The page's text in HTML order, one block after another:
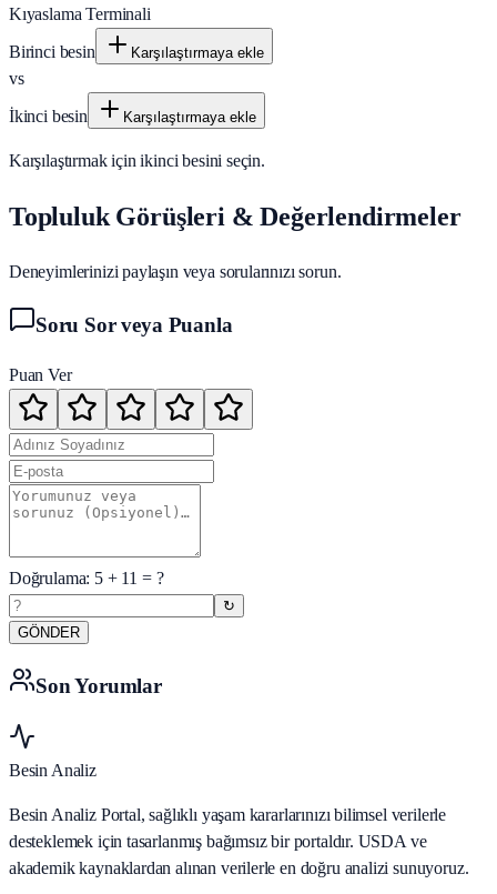
Kıyaslama Terminali
Birinci besin
Karşılaştırmaya ekle
vs
İkinci besin
Karşılaştırmaya ekle
Karşılaştırmak için ikinci besini seçin.
Topluluk Görüşleri & Değerlendirmeler
Deneyimlerinizi paylaşın veya sorularınızı sorun.
Soru Sor veya Puanla
Puan Ver
Doğrulama: 5+ 11 = ?
↻
GÖNDER
Son Yorumlar
Besin Analiz
Besin Analiz Portal, sağlıklı yaşam kararlarınızı bilimsel verilerle
desteklemek için tasarlanmış bağımsız bir portaldır. USDA ve
akademik kaynaklardan alınan verilerle en doğru analizi sunuyoruz.